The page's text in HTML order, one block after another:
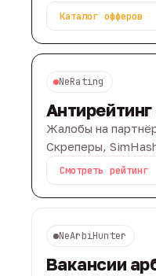
Каталог офферов
NeRating
Жалобы на
Скреперы,
Смотреть рейтинг
NeArbiHunter
Вакансии